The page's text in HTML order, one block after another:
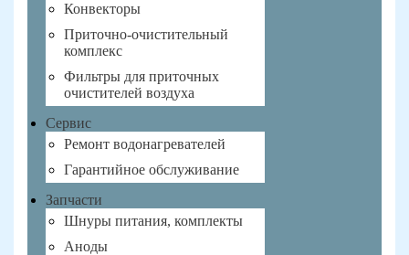
Конвекторы
Приточно-очистительный
комплекс
Фильтры для приточных
очистителей воздуха
Сервис
Ремонт водонагревателей
Гарантийное обслуживание
Запчасти
Шнуры питания, комплекты
Аноды